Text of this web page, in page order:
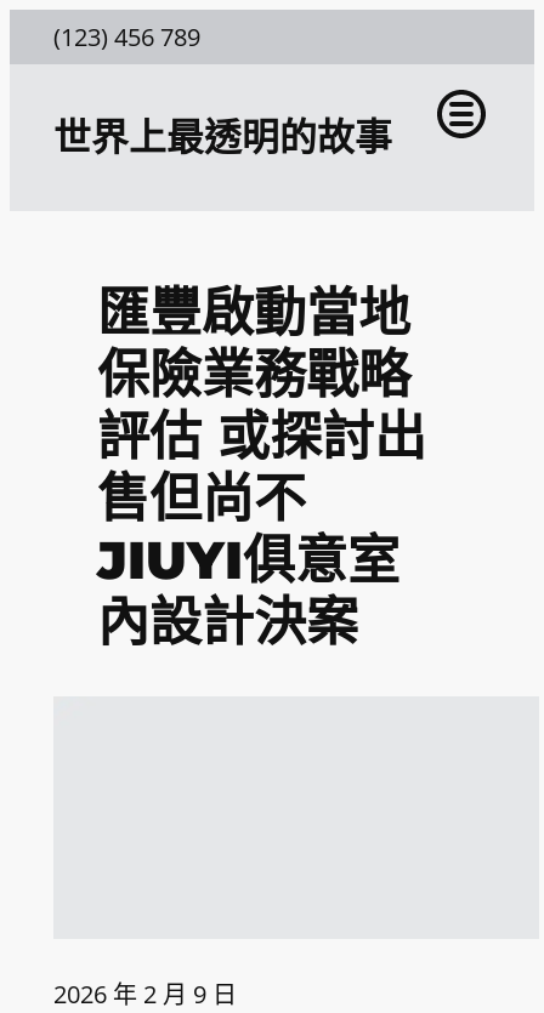
至
(123) 456 789
世界上最透明的故事
匯豐啟動當地
保險業務戰略
評估 或探討出
售但尚不
JIUYI俱意室
內設計決案
2026 年 2 月 9 日